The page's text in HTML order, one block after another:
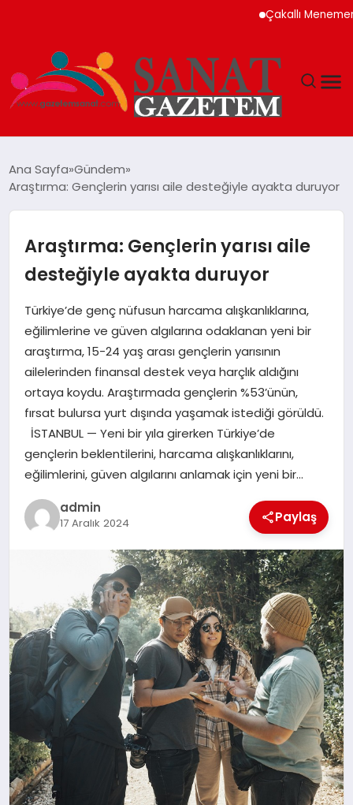
Çakallı Menemeni
TEKNOLOJI
SIYASET
SPOR
YAŞAM
EKONOMI
SAĞLIK
DÜNYA
EĞITIM
Ana Sayfa Gündem
Araştırma: Gençlerin yarısı aile desteğiyle ayakta duruyor
Araştırma: Gençlerin yarısı aile
desteğiyle ayakta duruyor
Türkiye’de genç nüfusun harcama alışkanlıklarına,
eğilimlerine ve güven algılarına odaklanan yeni bir
araştırma, 15-24 yaş arası gençlerin yarısının
ailelerinden finansal destek veya harçlık aldığını
ortaya koydu. Araştırmada gençlerin %53’ünün,
fırsat bulursa yurt dışında yaşamak istediği görüldü.
İSTANBUL — Yeni bir yıla girerken Türkiye’de
gençlerin beklentilerini, harcama alışkanlıklarını,
eğilimlerini, güven algılarını anlamak için yeni bir…
admin
17 Aralık 2024 Paylaş